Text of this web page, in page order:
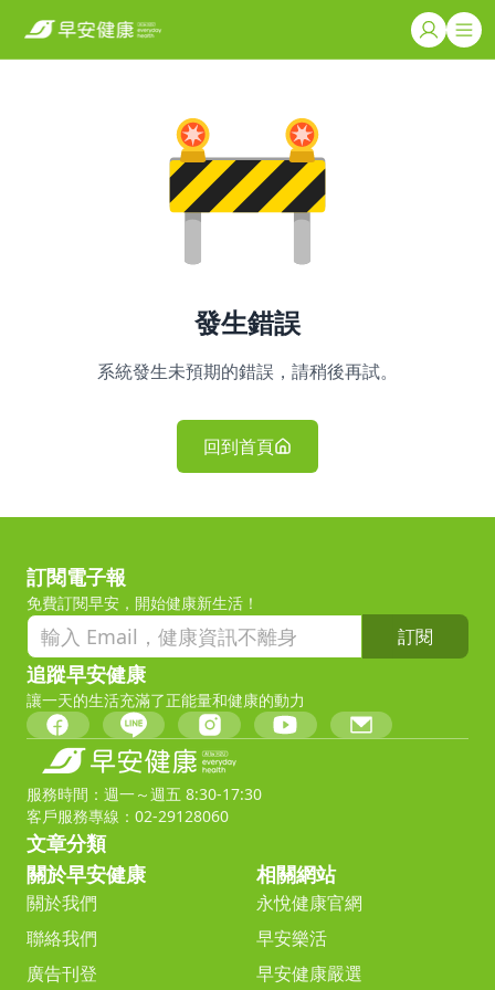
發生錯誤
系統發生未預期的錯誤，請稍後再試。
回到首頁
訂閱電子報
免費訂閱早安，開始健康新生活！
訂閱
追蹤早安健康
讓一天的生活充滿了正能量和健康的動力
服務時間：週一～週五 8:30-17:30
客戶服務專線：02-29128060
文章分類
關於早安健康
關於我們
聯絡我們
廣告刊登
相關網站
永悅健康官網
早安樂活
早安健康嚴選